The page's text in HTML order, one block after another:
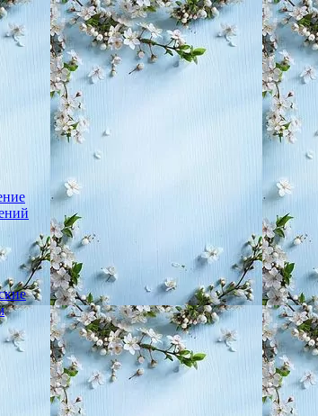
личностный рост, экология, здоровье, воспитание,